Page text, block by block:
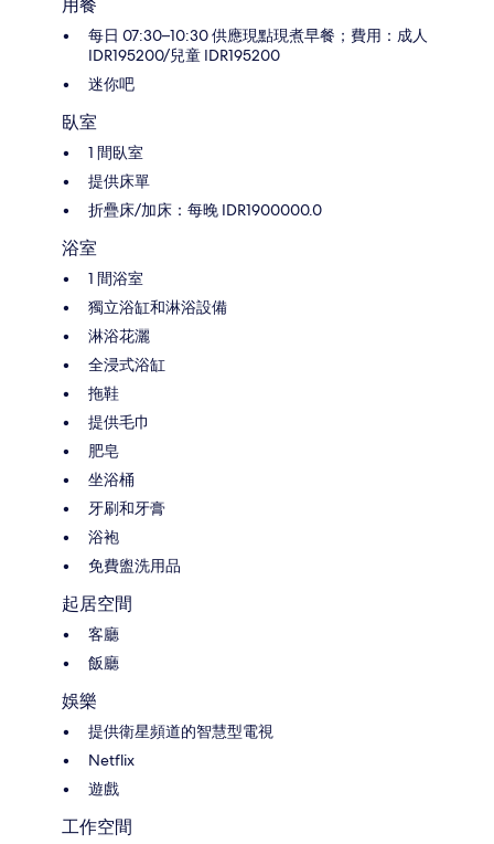
用餐
每日 07:30–10:30 供應現點現煮早餐；費用：成人
IDR195200/兒童 IDR195200
迷你吧
臥室
1 間臥室
提供床單
折疊床/加床：每晚 IDR1900000.0
浴室
1 間浴室
獨立浴缸和淋浴設備
淋浴花灑
全浸式浴缸
拖鞋
提供毛巾
肥皂
坐浴桶
牙刷和牙膏
浴袍
免費盥洗用品
起居空間
客廳
飯廳
娛樂
提供衛星頻道的智慧型電視
Netflix
遊戲
工作空間